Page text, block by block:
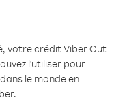
votre crédit Viber Out
l'utiliser pour
le monde en